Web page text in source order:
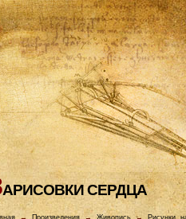
АРИСОВКИ СЕРДЦА
→ Произведения → Живопись → Рисунки,